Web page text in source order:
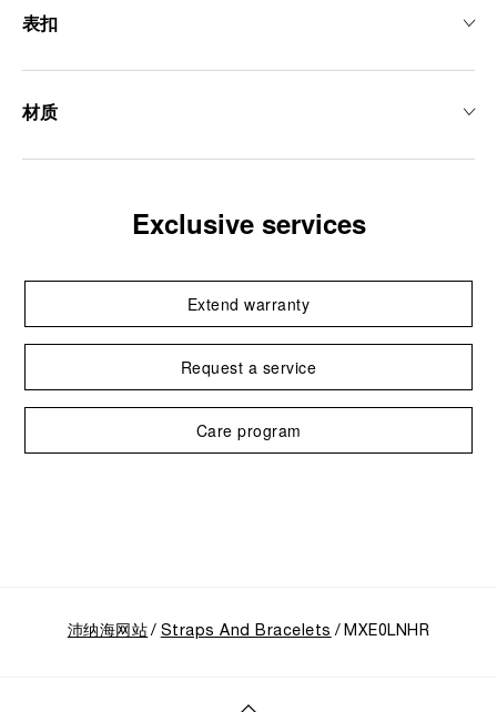
表扣
材质
Exclusive services
Extend warranty
Request a service
Care program
沛纳海网站 Straps And Bracelets MXE0LNHR